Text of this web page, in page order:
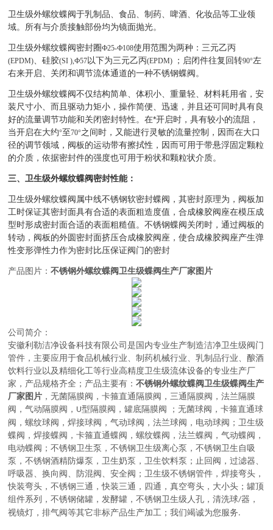
卫生级外螺纹蝶阀于乳制品、食品、制药、啤酒、化妆品等工业领
域。所有与介质接触部份均为镜面抛光。
卫生级外螺纹蝶阀密封圈Ф25-Ф108使用范围为两种：三元乙丙
(EPDM) 、硅胶(SI ),Ф57以下为三元乙丙(EPDM) ；启闭件往复回转90°左
右来开启、关闭和调节流体通道的一种不锈钢蝶阀。
卫生级外螺纹蝶阀不仅结构简单、体积小、重量轻、材料耗用省，安
装尺寸小、而且驱动力矩小，操作简便、迅速，并且还可同时具有良
好的流量调节功能和关闭密封特性。在*开启时，具有较小的流阻，
当开启在大约°至70°之间时，又能进行灵敏的流量控制，因而在大口
径的调节领域，阀板的运动带有擦拭性，因而可用于带悬浮固定颗粒
的介质，依据密封件的强度也可用于粉状和颗粒状介质。
三、卫生级外螺纹蝶阀密封性能：
卫生级外螺纹蝶阀属中线不锈钢软密封蝶阀，其密封原理为，阀板加
工时保证其密封面具有合适的表面粗造度值，合成橡胶阀座在模压成
型时形成密封面合适的表面粗糙值。不锈钢蝶阀关闭时，通过阀板的
转动，阀板的外圆密封面挤压合成橡胶阀座，使合成橡胶阀座产生弹
性变形弹性力作为密封比压保证阀门的密封
产品图片：不锈钢外螺纹蝶阀卫生级蝶阀生产厂家图片
公司简介：
安徽利勒洁净设备科技有限公司是 国内专业生产制造洁净卫生级阀门
管件，主要应用于食品机械行业、制药机械行业、乳制品行业、酿酒
饮料行业以及精细化工等行业高精度卫生级流体设备的专业生产厂
家， 产品规格齐全；产品主要有：不锈钢外螺纹蝶阀卫生级蝶阀生产
厂家图片 ，无菌隔膜阀 ，卡箍直通隔膜阀，三通隔膜阀，法兰隔膜
阀，气动隔膜阀， U型隔膜阀，罐底隔膜阀 ；无菌球阀 ，卡箍直通球
阀，螺纹球阀，焊接球阀，气动球阀，法兰球阀，电动球阀 ；卫生级
蝶阀 ，焊接蝶阀，卡箍直通蝶阀，螺纹蝶阀，法兰蝶阀，气动蝶阀，
电动蝶阀 ；不锈钢卫生泵 ，不锈钢卫生级离心泵，不锈钢卫生自吸
泵，不锈钢酒精防爆泵，卫生奶泵，卫生饮料泵 ； 止回阀，过滤器、
呼吸器、换向阀、防混阀、安全阀 ；卫生级不锈钢管件 ，焊接弯头，
快装弯头，不锈钢三通，快装三通，四通，真空弯头，大小头 ；罐顶
组件系列 ，不锈钢储罐，发酵罐，不锈钢卫生级人孔，清洗球/器，
视镜灯，排气阀等其它非标产品生产加工 ；我们竭诚为您服务.